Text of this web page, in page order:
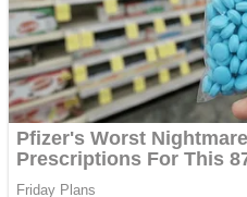
Împrumut si
Ofera def